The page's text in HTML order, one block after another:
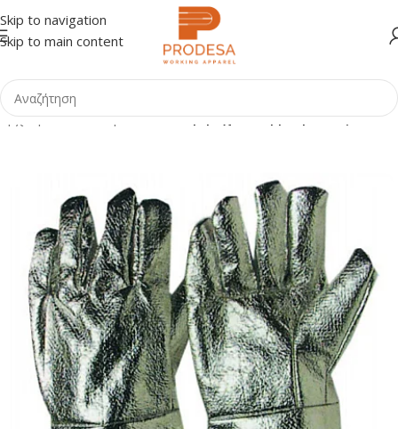
Skip to navigation
Skip to main content
Αρχική σελίδα Shop Γάντια Πυρίμαχα - Θερμοκρασίας